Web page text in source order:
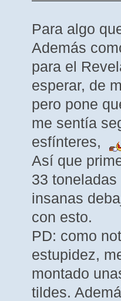
Para algo
Además
para el
esperar, de
pero pone
me sentía
esfínteres,
Así que
33
insanas
con esto.
PD: como
estupidez,
montado
tildes.